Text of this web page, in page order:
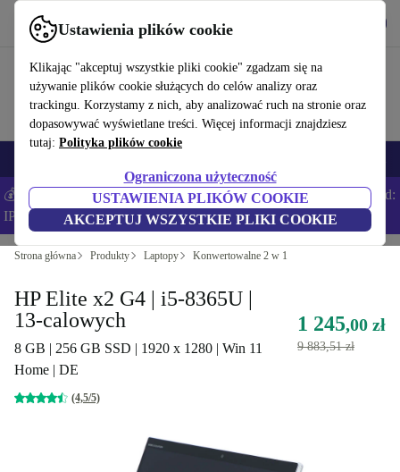
Ustawienia plików cookie
Klikając "akceptuj wszystkie pliki cookie" zgadzam się na
używanie plików cookie służących do celów analizy oraz
trackingu. Korzystamy z nich, aby analizować ruch na stronie oraz
dopasowywać wyświetlane treści. Więcej informacji znajdziesz
tutaj: Polityka plików cookie
Ograniczona użyteczność
USTAWIENIA PLIKÓW COOKIE
AKCEPTUJ WSZYSTKIE PLIKI COOKIE
Korzystaj z refurbed szybko i łatwo
💰Zaoszczędź DODATKOWE 5% na wszystkich iPhone’ach – Kod:
IPHONEDEAL –Regulamin
Strona główna Produkty Laptopy Konwertowalne 2 w 1
HP Elite x2 G4 | i5-8365U |
13-calowych
8 GB | 256 GB SSD | 1920 x 1280 | Win 11
Home | DE
(4,5/5)
1 245,00 zł
9 883,51 zł